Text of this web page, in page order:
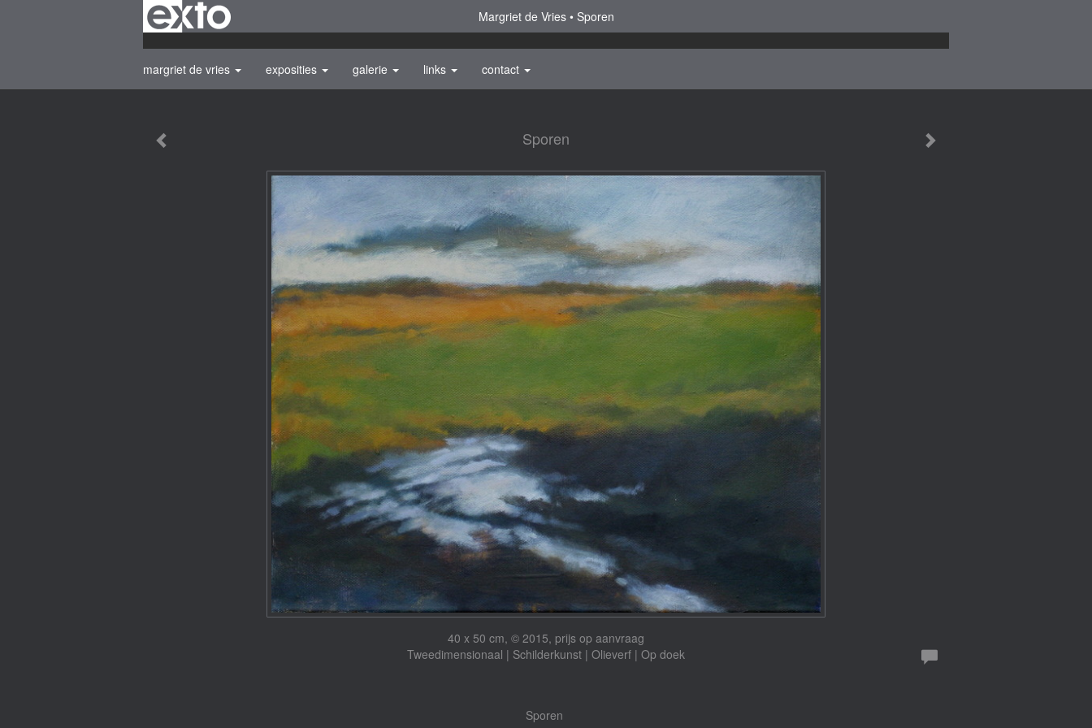
Margriet de Vries Sporen
margriet de vries exposities galerie links contact
Sporen
40 x 50 cm, © 2015, prijs op aanvraag
Tweedimensionaal | Schilderkunst | Olieverf | Op doek
Sporen